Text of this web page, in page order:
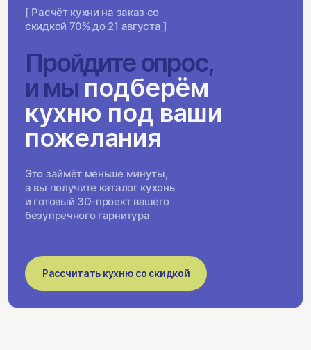
[ Расчёт кухни на заказ со
скидкой 70% до 21 августа ]
Пройдите опрос,
и мыподберём
кухню под ваши
пожелания
Это займёт меньше минуты,
а вы получите каталог кухонь
и готовый 3D-проект вашего
безупречного гарнитура
Рассчитать кухню со скидкой